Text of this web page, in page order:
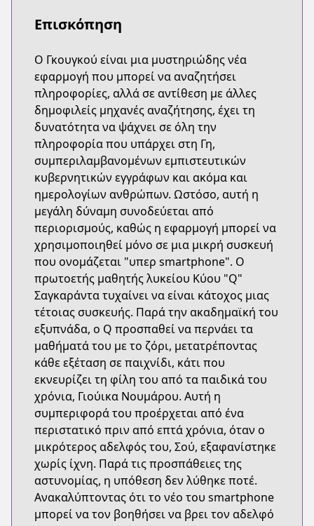
Επισκόπηση
Ο Γκουγκού είναι μια μυστηριώδης νέα
εφαρμογή που μπορεί να αναζητήσει
πληροφορίες, αλλά σε αντίθεση με άλλες
δημοφιλείς μηχανές αναζήτησης, έχει τη
δυνατότητα να ψάχνει σε όλη την
πληροφορία που υπάρχει στη Γη,
συμπεριλαμβανομένων εμπιστευτικών
κυβερνητικών εγγράφων και ακόμα και
ημερολογίων ανθρώπων. Ωστόσο, αυτή η
μεγάλη δύναμη συνοδεύεται από
περιορισμούς, καθώς η εφαρμογή μπορεί να
χρησιμοποιηθεί μόνο σε μια μικρή συσκευή
που ονομάζεται "υπερ smartphone". Ο
πρωτοετής μαθητής λυκείου Κύου "Q"
Σαγκαράντα τυχαίνει να είναι κάτοχος μιας
τέτοιας συσκευής. Παρά την ακαδημαϊκή του
εξυπνάδα, ο Q προσπαθεί να περνάει τα
μαθήματά του με το ζόρι, μετατρέποντας
κάθε εξέταση σε παιχνίδι, κάτι που
εκνευρίζει τη φίλη του από τα παιδικά του
χρόνια, Γιούικα Νουμάρου. Αυτή η
συμπεριφορά του προέρχεται από ένα
περιστατικό πριν από επτά χρόνια, όταν ο
μικρότερος αδελφός του, Σού, εξαφανίστηκε
χωρίς ίχνη. Παρά τις προσπάθειες της
αστυνομίας, η υπόθεση δεν λύθηκε ποτέ.
Ανακαλύπτοντας ότι το νέο του smartphone
μπορεί να τον βοηθήσει να βρει τον αδελφό